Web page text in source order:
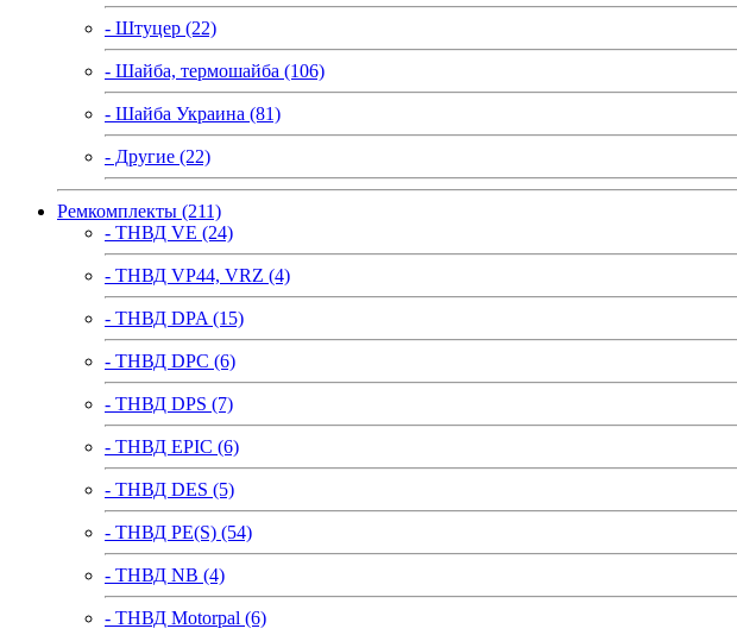
- Штуцер (22)
- Шайба, термошайба (106)
- Шайба Украина (81)
- Другие (22)
Ремкомплекты (211)
- ТНВД VE (24)
- ТНВД VP44, VRZ (4)
- ТНВД DPA (15)
- ТНВД DPC (6)
- ТНВД DPS (7)
- ТНВД EPIC (6)
- ТНВД DES (5)
- ТНВД PE(S) (54)
- ТНВД NB (4)
- ТНВД Motorpal (6)